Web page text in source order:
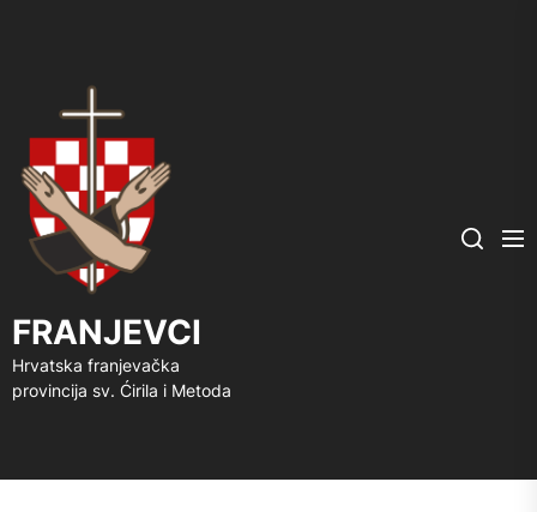
FRANJEVCI
Hrvatska franjevačka
provincija sv. Ćirila i Metoda
Search